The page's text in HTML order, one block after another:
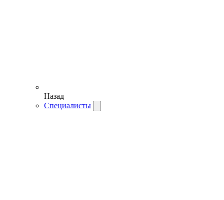
Назад
Специалисты